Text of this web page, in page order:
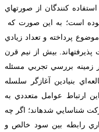
كنندگان از صورت­هاي
است؛ به اين صورت كه
پرداخته و تعداد زيادي
بيش از نيم قرن
جدي در زمينه بررسي تجربي مسئله
بنيادين آغازگر سلسله
ارتباط عوامل متعددي به
شناسايي شده­اند؛ اگر چه
رابطه بين سود خالص و